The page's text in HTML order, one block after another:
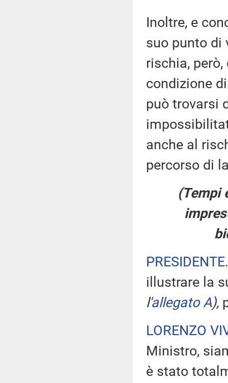
Inoltre, e
suo punto di
rischia,
condizione
può trovarsi
anche al
percorso di
(Tempi
PRESIDENTE
illustrare la
l'allegato A),
LORENZO
Ministro,
è stato